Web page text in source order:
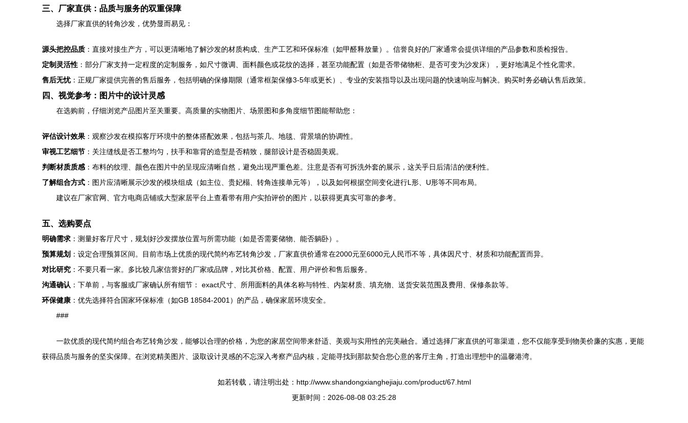
三、厂家直供：品质与服务的双重保障
选择厂家直供的转角沙发，优势显而易见：
源头把控品质 ：直接对接生产方，可以更清晰地了解沙发的材质构成、生产工艺和环保标准（如甲醛释放量）。信誉良好的厂家通常会提供详细的产品参数和质检报告。
定制灵活性 ：部分厂家支持一定程度的定制服务，如尺寸微调、面料颜色或花纹的选择，甚至功能配置（如是否带储物柜、是否可变为沙发床），更好地满足个性化需求。
售后无忧：正规厂家提供完善的售后服务，包括明确的保修期限（通常框架保修3-5年或更长）、专业的安装指导以及出现问题的快速响应与解决。购买时务必确认售后政策。
四、视觉参考：图片中的设计灵感
在选购前，仔细浏览产品图片至关重要。高质量的实物图片、场景图和多角度细节图能帮助您：
评估设计效果 ：观察沙发在模拟客厅环境中的整体搭配效果，包括与茶几、地毯、背景墙的协调性。
审视工艺细节 ：关注缝线是否工整均匀，扶手和靠背的造型是否精致，腿部设计是否稳固美观。
判断材质质感 ：布料的纹理、颜色在图片中的呈现应清晰自然，避免出现严重色差。注意是否有可拆洗外套的展示，这关乎日后清洁的便利性。
了解组合方式 ：图片应清晰展示沙发的模块组成（如主位、贵妃榻、转角连接单元等），以及如何根据空间变化进行L形、U形等不同布局。
建议在厂家官网、官方电商店铺或大型家居平台上查看带有用户实拍评价的图片，以获得更真实可靠的参考。
五、选购要点
明确需求 ：测量好客厅尺寸，规划好沙发摆放位置与所需功能（如是否需要储物、能否躺卧）。
预算规划 ：设定合理预算区间。目前市场上优质的现代简约布艺转角沙发，厂家直供价通常在2000元至6000元人民币不等，具体因尺寸、材质和功能配置而异。
对比研究 ：不要只看一家。多比较几家信誉好的厂家或品牌，对比其价格、配置、用户评价和售后服务。
沟通确认 ：下单前，与客服或厂家确认所有细节： exact尺寸、所用面料的具体名称与特性、内架材质、填充物、送货安装范围及费用、保修条款等。
环保健康 ：优先选择符合国家环保标准（如GB 18584-2001）的产品，确保家居环境安全。
###
一款优质的现代简约组合布艺转角沙发，能够以合理的价格，为您的家居空间带来舒适、美观与实用性的完美融合。通过选择厂家直供的可靠渠道，您不仅能享受到物美价廉的实惠，更能
获得品质与服务的坚实保障。在浏览精美图片、汲取设计灵感的不忘深入考察产品内核，定能寻找到那款契合您心意的客厅主角，打造出理想中的温馨港湾。
如若转载，请注明出处：http://www.shandongxianghejiaju.com/product/67.html
更新时间：2026-08-08 03:25:28